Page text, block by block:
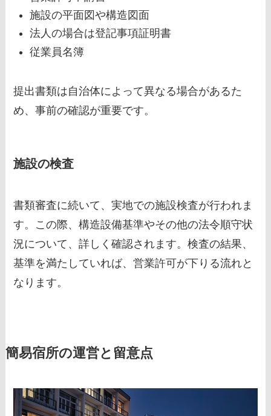
施設の平面図や構造図面
法人の場合は登記事項証明書
従業員名簿
提出書類は自治体によって異なる場合があるた
め、事前の確認が重要です。
施設の検査
書類審査に続いて、実地での施設検査が行われま
す。この際、構造設備基準やその他の法令順守状
況について、詳しく確認されます。検査の結果、
基準を満たしていれば、営業許可が下りる流れと
なります。
簡易宿所の運営と留意点